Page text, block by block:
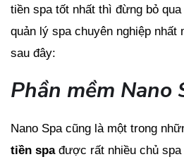
tiền spa tốt nhất thì đừng bỏ
quản lý spa chuyên nghiệp nhất
sau đây:
Phần mềm Nano
Nano Spa cũng là một trong
tiền spađược rất nhiều chủ spa